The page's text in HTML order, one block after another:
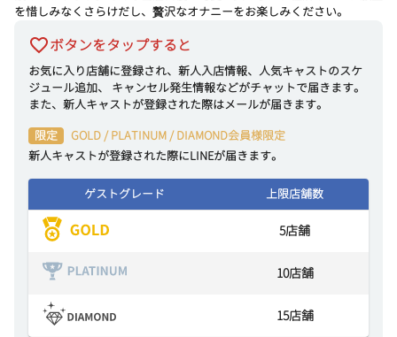
を惜しみなくさらけだし、贅沢なオナニーをお楽しみください。
ボタンをタップすると
お気に入り店舗に登録され、新人入店情報、人気キャストのスケ
ジュール追加、 キャンセル発生情報などがチャットで届きます。
また、新人キャストが登録された際はメールが届きます。
限定
GOLD / PLATINUM / DIAMOND会員様限定
新人キャストが登録された際にLINEが届きます。
ゲストグレード 上限店舗数
5店舗
10店舗
15店舗